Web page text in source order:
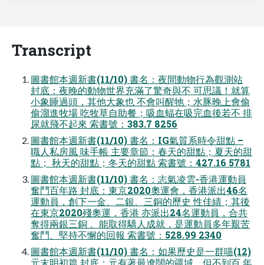
Transcript
圖書館本週新書(11/10) 書名：夜間動物行為觀測站
封底：夜晚的動物世界充滿了驚奇與不 可思議！就算
小象睡過頭，其他大象也 不會叫醒牠；水豚晚上會偷
偷溜進牧場 吃牧草自助餐；吸血蝠在吸完血後若不 排
尿就飛不起來 索書號：383.7 8256
圖書館本週新書(11/10) 書名：IG氣質系時令甜點 –
職人私房風 味手帳 主要章節：春天的甜點；夏天的甜
點； 秋天的甜點；冬天的甜點 索書號：427.16 5781
圖書館本週新書(11/10) 書名：志氣凌雲-香港運動員
奮鬥百年路 封底：東京2020奧運會，香港派出46名
運動員，創下一金、二銀、三銅的歷史 性佳績；其後
在東京2020殘奧運，香港 亦派出24名運動員，合共
奪得兩銀三銅 。能取得驕人成就，是運動員多年艱苦
奮鬥、堅持不懈的回報 索書號：528.99 2340
圖書館本週新書(11/10) 書名：如果歷史是一群喵(12)
元末明初篇 封底：元有著最遼闊的疆域，但不到百 年